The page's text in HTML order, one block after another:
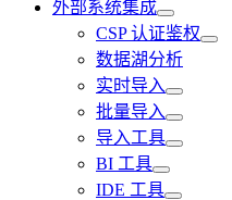
外部系统集成
CSP 认证鉴权
数据湖分析
实时导入
批量导入
导入工具
BI 工具
IDE 工具